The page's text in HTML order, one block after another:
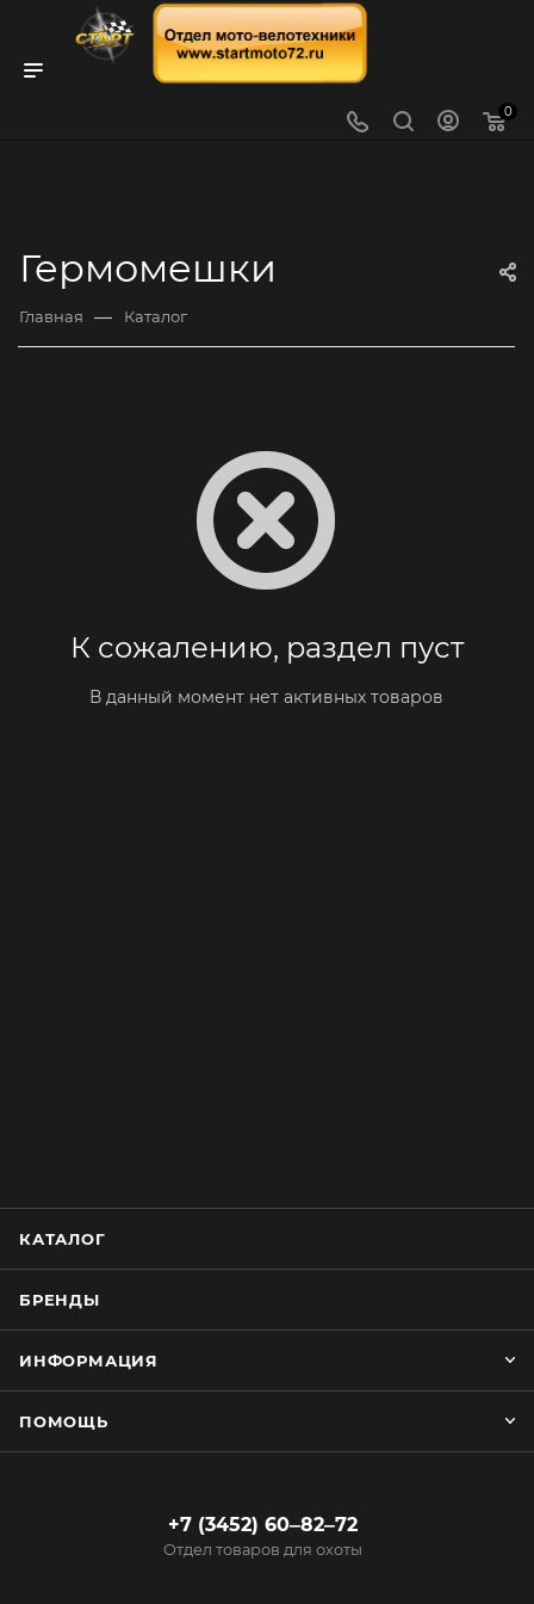
0
Гермомешки
Главная — Каталог
К сожалению, раздел пуст
В данный момент нет активных товаров
КАТАЛОГ
БРЕНДЫ
ИНФОРМАЦИЯ
ПОМОЩЬ
+7 (3452) 60‒82‒72
Отдел товаров для охоты